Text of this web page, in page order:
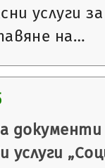
услуги
на…
услуги